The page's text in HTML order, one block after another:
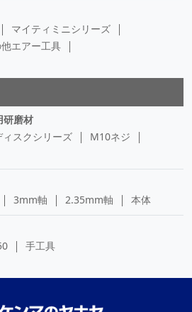
マイティミニシリーズ
エアー工具
研磨材
ィスクシリーズ
M10ネジ
3mm軸 2.35mm軸 本体
手工具